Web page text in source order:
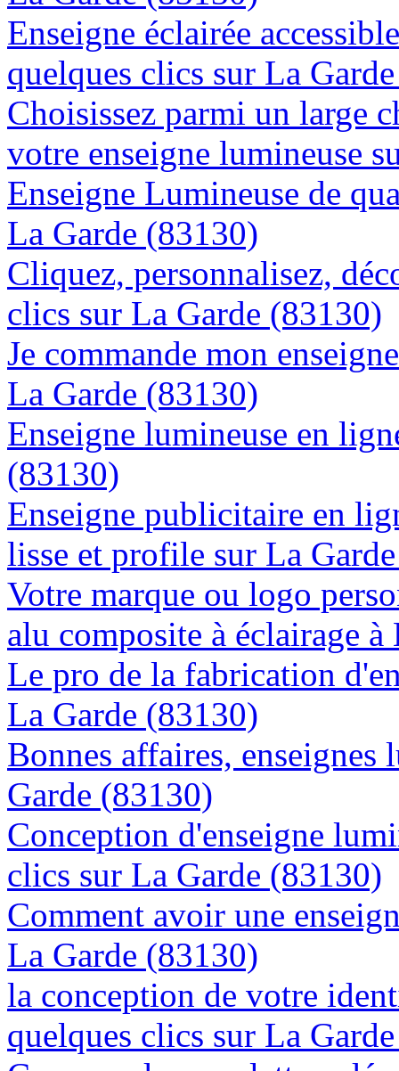
Enseigne éclairée
quelques clics sur La
Choisissez parmi un large
votre enseigne lumineuse
Enseigne Lumineuse de
La Garde (83130)
Cliquez, personnalisez,
clics sur La Garde (83130)
Je commande mon
La Garde (83130)
Enseigne lumineuse en
(83130)
Enseigne publicitaire en
lisse et profile sur La
Votre marque ou logo
alu composite à éclairage
Le pro de la fabrication
La Garde (83130)
Bonnes affaires, enseignes
Garde (83130)
Conception d'enseigne
clics sur La Garde (83130)
Comment avoir une
La Garde (83130)
la conception de votre
quelques clics sur La